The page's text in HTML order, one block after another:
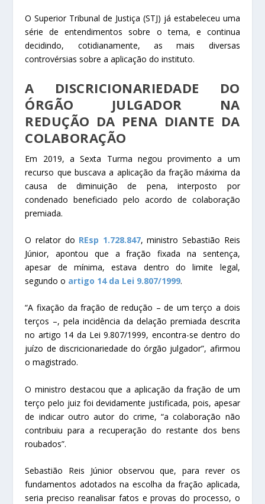
O Superior Tribunal de Justiça (STJ) já estabeleceu uma
série de entendimentos sobre o tema, e continua
decidindo, cotidianamente, as mais diversas
controvérsias sobre a aplicação do instituto.
A DISCRICIONARIEDADE DO
ÓRGÃO JULGADOR NA
REDUÇÃO DA PENA DIANTE DA
COLABORAÇÃO
Em 2019, a Sexta Turma negouprovimento a um
recurso que buscava a aplicação da fração máxima da
causa de diminuição de pena, interposto por
condenado beneficiado pelo acordo de colaboração
premiada.
O relator do REsp 1.728.847, ministro Sebastião Reis
Júnior, apontou que a fração fixada na sentença,
apesar de mínima, estava dentro do limite legal,
segundo o artigo 14 da Lei 9.807/1999.
“A fixação da fração de redução – de um terço a dois
terços –, pela incidência da delação premiada descrita
no artigo 14 da Lei 9.807/1999, encontra-se dentro do
juízo de discricionariedade do órgão julgador”, afirmou
o magistrado.
O ministro destacou que a aplicação da fração de um
terço pelo juiz foi devidamente justificada, pois, apesar
de indicar outro autor do crime, “a colaboração não
contribuiu para a recuperação do restante dos bens
roubados”.
Sebastião Reis Júnior observou que, para rever os
fundamentos adotados na escolha da fração aplicada,
seria preciso reanalisar fatos e provas do processo, o